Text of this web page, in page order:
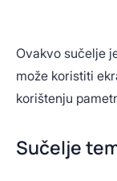
Ovakvo sučelje
može koristiti
korištenju
Sučelje